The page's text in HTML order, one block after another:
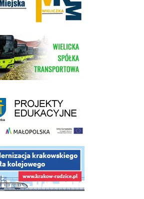
Wielickiej Spółki Transportowej
projektu budowy linii kolejowej Krakow Rudzice